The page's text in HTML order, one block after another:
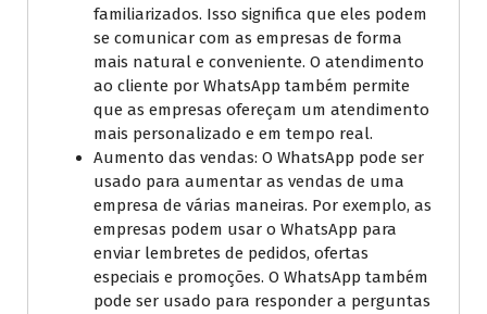
familiarizados. Isso significa que eles podem
se comunicar com as empresas de forma
mais natural e conveniente. O atendimento
ao cliente por WhatsApp também permite
que as empresas ofereçam um atendimento
mais personalizado e em tempo real.
Aumento das vendas: O WhatsApp pode ser
usado para aumentar as vendas de uma
empresa de várias maneiras. Por exemplo, as
empresas podem usar o WhatsApp para
enviar lembretes de pedidos, ofertas
especiais e promoções. O WhatsApp também
pode ser usado para responder a perguntas